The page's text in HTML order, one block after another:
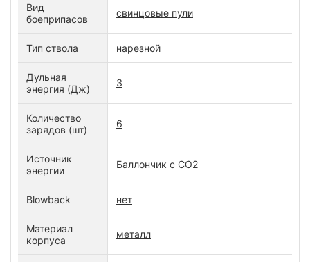
Вид
боеприпасов
свинцовые пули
Тип ствола нарезной
Дульная
энергия (Дж)
3
Количество
зарядов (шт)
6
Источник
энергии
Баллончик с СО2
Blowback нет
Материал
корпуса
металл